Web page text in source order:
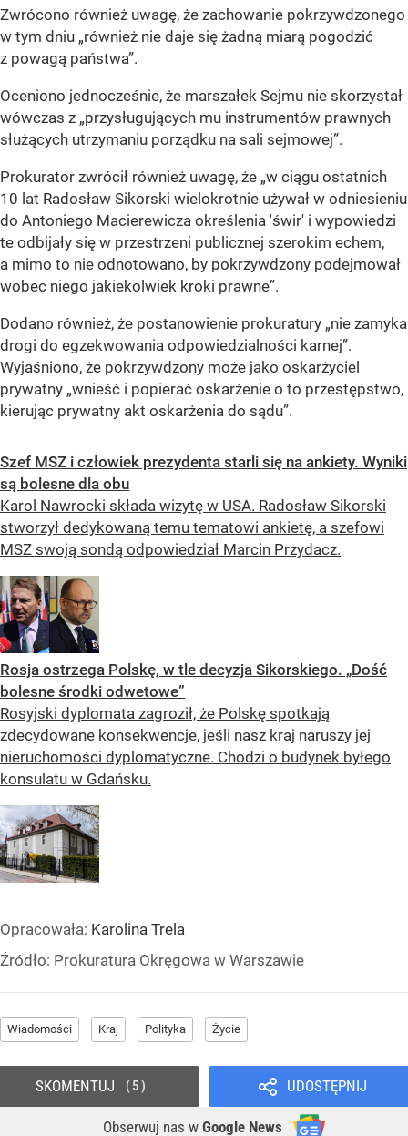
Zwrócono również uwagę, że zachowanie pokrzywdzonego
w tym dniu „również nie daje się żadną miarą pogodzić
z powagą państwa”.
Oceniono jednocześnie, że marszałek Sejmu nie skorzystał
wówczas z „przysługujących mu instrumentów prawnych
służących utrzymaniu porządku na sali sejmowej”.
Prokurator zwrócił również uwagę, że „w ciągu ostatnich
10 lat Radosław Sikorski wielokrotnie używał w odniesieniu
do Antoniego Macierewicza określenia 'świr' i wypowiedzi
te odbijały się w przestrzeni publicznej szerokim echem,
a mimo to nie odnotowano, by pokrzywdzony podejmował
wobec niego jakiekolwiek kroki prawne”.
Dodano również, że postanowienie prokuratury „nie zamyka
drogi do egzekwowania odpowiedzialności karnej”.
Wyjaśniono, że pokrzywdzony może jako oskarżyciel
prywatny „wnieść i popierać oskarżenie o to przestępstwo,
kierując prywatny akt oskarżenia do sądu”.
Szef MSZ i człowiek prezydenta starli się na ankiety. Wyniki
są bolesne dla obu
Karol Nawrocki składa wizytę w USA. Radosław Sikorski
stworzył dedykowaną temu tematowi ankietę, a szefowi
MSZ swoją sondą odpowiedział Marcin Przydacz.
Rosja ostrzega Polskę, w tle decyzja Sikorskiego. „Dość
bolesne środki odwetowe”
Rosyjski dyplomata zagroził, że Polskę spotkają
zdecydowane konsekwencje, jeśli nasz kraj naruszy jej
nieruchomości dyplomatyczne. Chodzi o budynek byłego
konsulatu w Gdańsku.
Opracowała: Karolina Trela
Źródło: Prokuratura Okręgowa w Warszawie
Wiadomości Kraj Polityka Życie
UDOSTĘPNIJ
Obserwuj nas w Google News
SKOMENTUJ 5